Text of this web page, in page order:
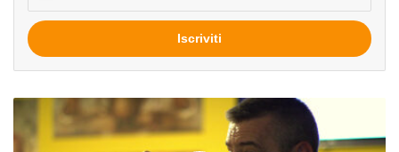
tua
mail
Vi
svelo
il